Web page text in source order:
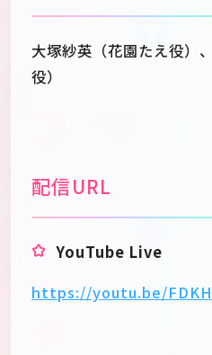
大塚紗英（花園たえ役）
役）
配信URL
YouTube Live
https://youtu.be/